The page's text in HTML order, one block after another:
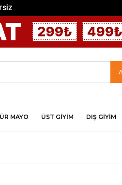
MAYO ÜST GİYİM DIŞ GİYİM